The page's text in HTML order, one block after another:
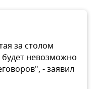
за столом
невозможно
- заявил